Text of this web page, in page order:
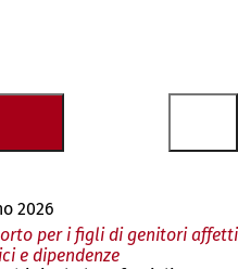
2026
per i figli di genitori affetti
e dipendenze